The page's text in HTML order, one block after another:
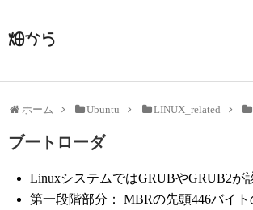
畑から
ホーム Ubuntu LINUX_related
ブートローダ
LinuxシステムではGRUBやGRUB2が
第一段階部分： MBRの先頭446バイト